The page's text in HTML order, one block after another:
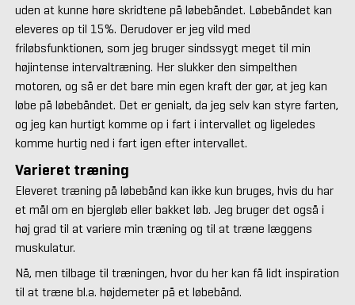
uden at kunne høre skridtene på løbebåndet. Løbebåndet kan
eleveres op til 15%. Derudover er jeg vild med
friløbsfunktionen, som jeg bruger sindssygt meget til min
højintense intervaltræning. Her slukker den simpelthen
motoren, og så er det bare min egen kraft der gør, at jeg kan
løbe på løbebåndet. Det er genialt, da jeg selv kan styre farten,
og jeg kan hurtigt komme op i fart i intervallet og ligeledes
komme hurtig ned i fart igen efter intervallet.
Varieret træning
Eleveret træning på løbebånd kan ikke kun bruges, hvis du har
et mål om en bjergløb eller bakket løb. Jeg bruger det også i
høj grad til at variere min træning og til at træne læggens
muskulatur.
Nå, men tilbage til træningen, hvor du her kan få lidt inspiration
til at træne bl.a. højdemeter på et løbebånd.